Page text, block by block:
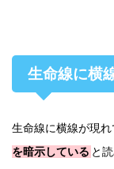
生命線に横
生命線に横線が現れ
を暗示している と